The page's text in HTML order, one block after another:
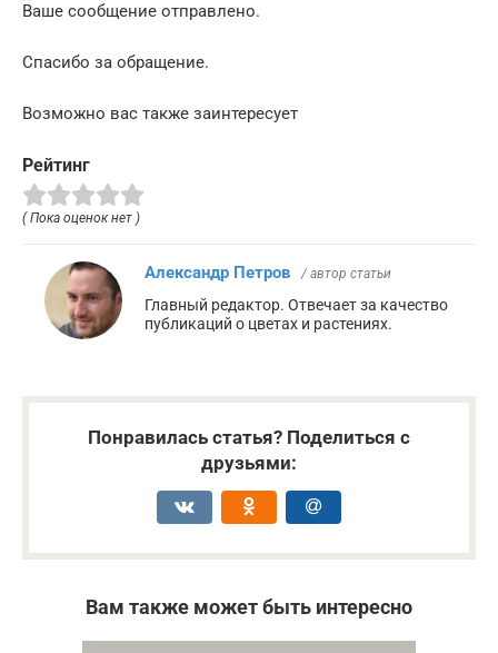
Ваше сообщение отправлено.
Спасибо за обращение.
Возможно вас также заинтересует
Рейтинг
( Пока оценок нет )
Александр Петров / автор статьи
Главный редактор. Отвечает за качество
публикаций о цветах и растениях.
Понравилась статья? Поделиться с
друзьями:
Вам также может быть интересно